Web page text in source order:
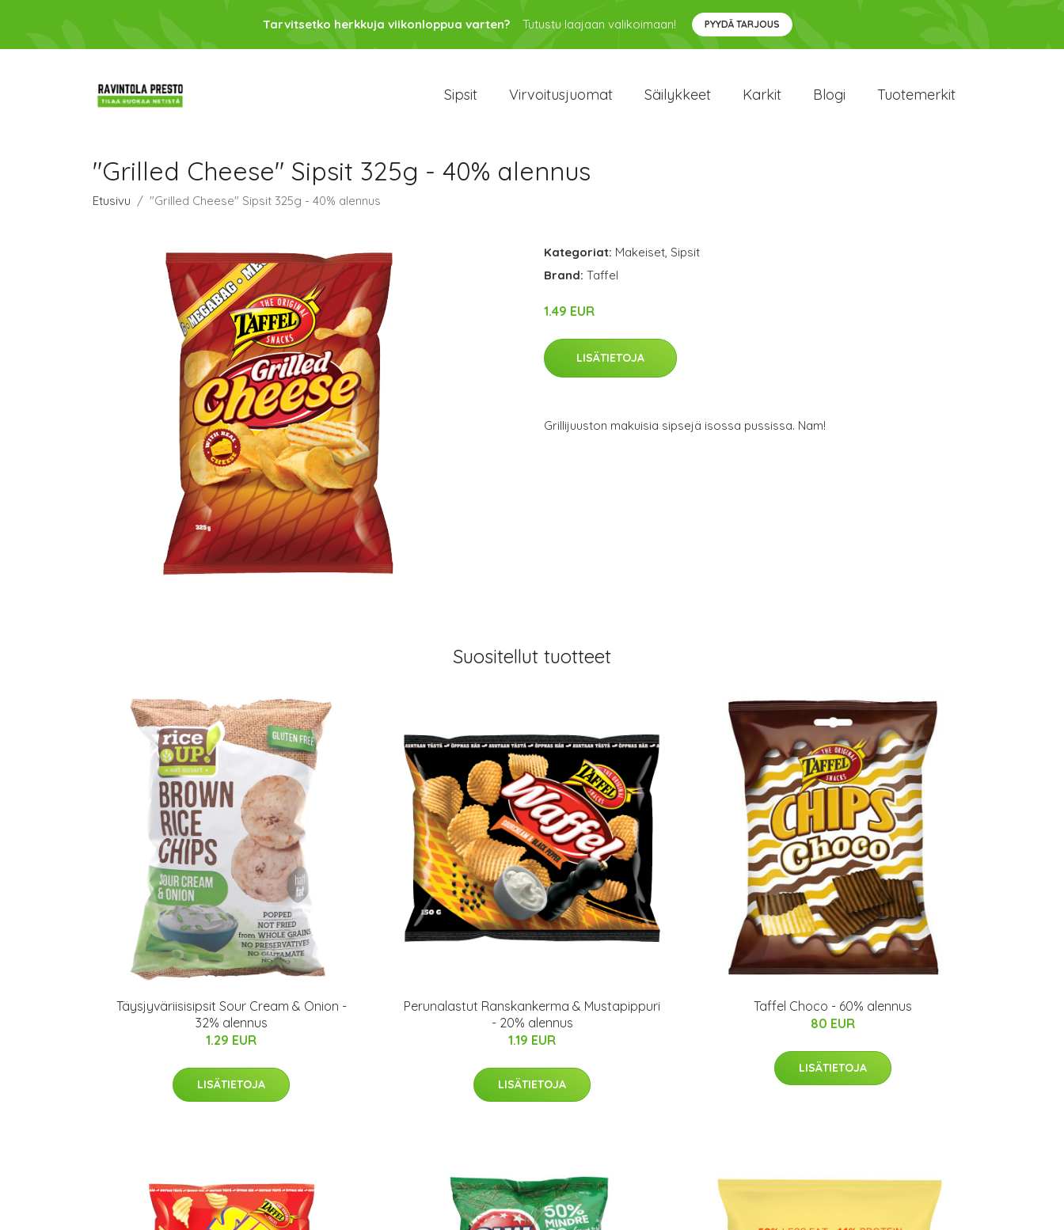
Tarvitsetko herkkuja viikonloppua varten? Tutustu laajaan valikoimaan! PYYDÄ TARJOUS
Sipsit Virvoitusjuomat Säilykkeet Karkit Blogi Tuotemerkit
"Grilled Cheese" Sipsit 325g - 40% alennus
Etusivu "Grilled Cheese" Sipsit 325g - 40% alennus
Kategoriat: Makeiset, Sipsit
Brand: Taffel
1.49 EUR
LISÄTIETOJA
Grillijuuston makuisia sipsejä isossa pussissa. Nam!
Suositellut tuotteet
Täysjyväriisisipsit Sour Cream & Onion -
32% alennus
1.29 EUR
LISÄTIETOJA
Perunalastut Ranskankerma & Mustapippuri
- 20% alennus
1.19 EUR
LISÄTIETOJA
Taffel Choco - 60% alennus
80 EUR
LISÄTIETOJA